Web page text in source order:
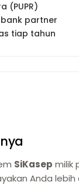
(PUPR)
partner
tiap tahun
SiKasep milik
Anda lebih